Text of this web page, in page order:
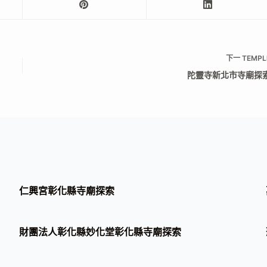
下一
陀靈寺新北市寺廟探
仁興宮彰化縣寺廟探索
財團法人彰化縣妙化堂彰化縣寺廟探索